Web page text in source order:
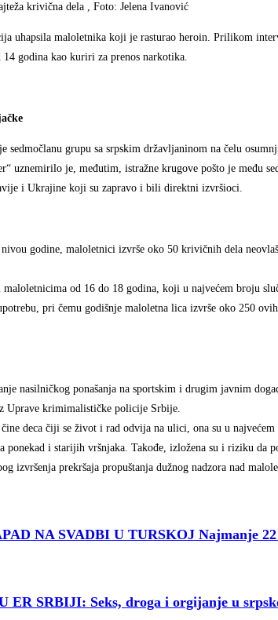
krivična dela , Foto: Jelena Ivanović
uhapsila maloletnika koji je rasturao heroin. Prilikom
14 godina kao kuriri za prenos narkotika.
sedmočlanu grupu sa srpskim državljaninom na čelu
uznemirilo je, međutim, istražne krugove pošto je među
i Ukrajine koji su zapravo i bili direktni izvršioci.
godine, maloletnici izvrše oko 50 krivičnih dela
od 16 do 18 godina, koji u najvećem broju
pri čemu godišnje maloletna lica izvrše oko 250
nasilničkog ponašanja na sportskim i drugim javnim
Uprave krimimalističke policije Srbije.
deca čiji se život i rad odvija na ulici, ona su u
ponekad i starijih vršnjaka. Takođe, izložena su i riziku da
izvršenja prekršaja propuštanja dužnog nadzora nad
NA SVADBI U TURSKOJ Najmanje 22
ER SRBIJI: Seks, droga i orgijanje u